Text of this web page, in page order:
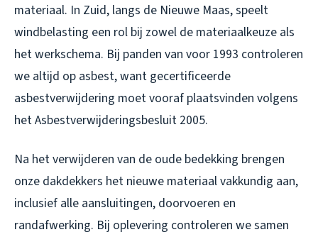
materiaal. In Zuid, langs de Nieuwe Maas, speelt
windbelasting een rol bij zowel de materiaalkeuze als
het werkschema. Bij panden van voor 1993 controleren
we altijd op asbest, want gecertificeerde
asbestverwijdering moet vooraf plaatsvinden volgens
het Asbestverwijderingsbesluit 2005.
Na het verwijderen van de oude bedekking brengen
onze dakdekkers het nieuwe materiaal vakkundig aan,
inclusief alle aansluitingen, doorvoeren en
randafwerking. Bij oplevering controleren we samen